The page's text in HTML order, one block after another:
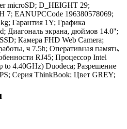
microSD; D_HEIGHT 29;
EANUPCCode 196380578069;
Гарантия 1Y; Графика
Диагональ экрана, дюймов 14.0'';
Камера FHD Web Camera;
ч 7.5h; Оперативная память,
RJ45; Процессор Intel
to 4.40GHz) Duodeca; Разрешение
Серия ThinkBook; Цвет GREY;